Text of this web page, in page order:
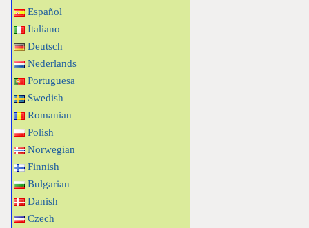
Español
Italiano
Deutsch
Nederlands
Portuguesa
Swedish
Romanian
Polish
Norwegian
Finnish
Bulgarian
Danish
Czech